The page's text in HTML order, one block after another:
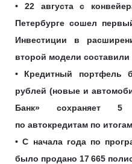
• 22 августа с
Петербурге сошел
Инвестиции в
второй модели
• Кредитный портфель
рублей (новые и
Банк» сохраняет
по автокредитам по
• С начала года по
было продано 17 665